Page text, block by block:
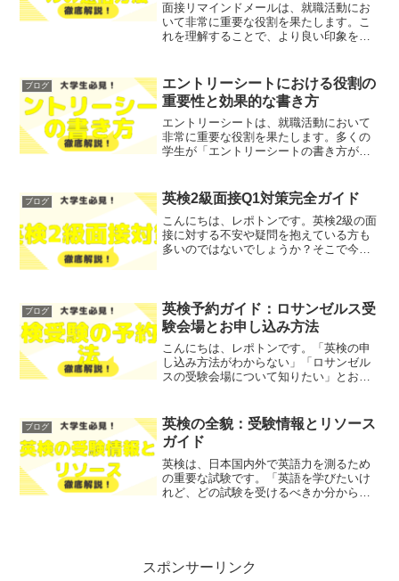
面接リマインドメールは、就職活動にお
いて非常に重要な役割を果たします。こ
れを理解することで、より良い印象を与
マインドメールにどのように返信すれば
良いのか不安」といった悩...
ブログ
エントリーシートにおける役割の
重要性と効果的な書き方
エントリーシートは、就職活動において
非常に重要な役割を果たします。多くの
学生が「エントリーシートの書き方が分
はないでしょうか？そこで今回は、エン
トリーシートにおける役割...
ブログ 英検2級面接Q1対策完全ガイド
こんにちは、レポトンです。英検2級の面
接に対する不安や疑問を抱えている方も
多いのではないでしょうか？そこで今回
め！英検2級の面接に...
ブログ
英検予約ガイド：ロサンゼルス受
験会場とお申し込み方法
こんにちは、レポトンです。「英検の申
し込み方法がわからない」「ロサンゼル
スの受験会場について知りたい」とお悩
験会場、お申し込み手順について、わか
りやすく解説します！レポ...
ブログ
英検の全貌：受験情報とリソース
ガイド
英検は、日本国内外で英語力を測るため
の重要な試験です。「英語を学びたいけ
れど、どの試験を受けるべきか分からな
スポンサーリンク